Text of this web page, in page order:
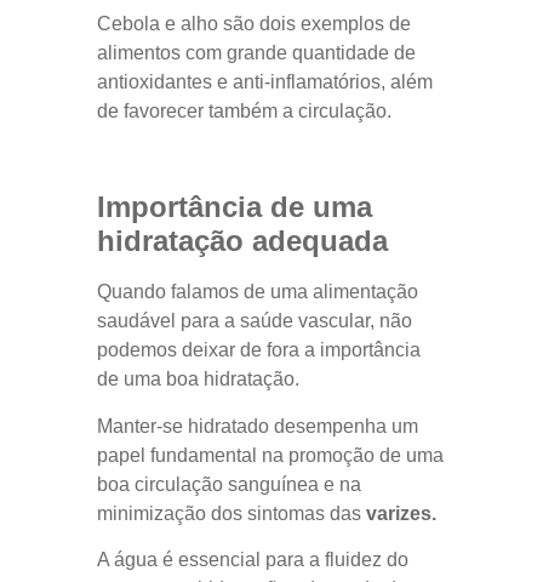
Cebola e alho são dois exemplos de
alimentos com grande quantidade de
antioxidantes e anti-inflamatórios, além
de favorecer também a circulação.
Importância de uma
hidratação adequada
Quando falamos de uma alimentação
saudável para a saúde vascular, não
podemos deixar de fora a importância
de uma boa hidratação.
Manter-se hidratado desempenha um
papel fundamental na promoção de uma
boa circulação sanguínea e na
minimização dos sintomas das varizes.
A água é essencial para a fluidez do